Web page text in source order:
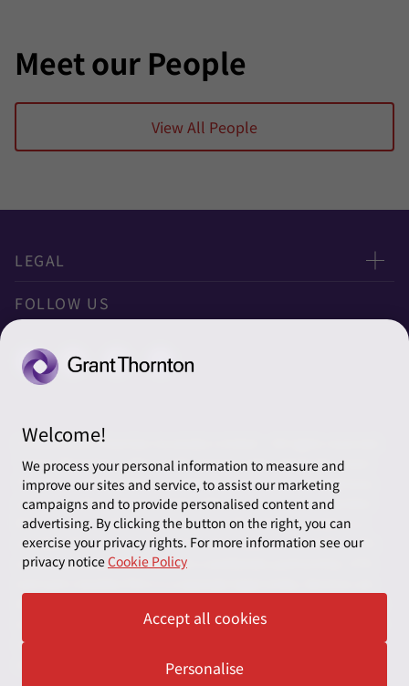
Federal Gateway 認定レビュアー
Negative Vet Level 1 セキュリティクリアランス
Meet our People
View All People
LEGAL
Privacy
FOLLOW US
© 2026 Grant Thornton Australia Limited – All rights reserved.
“Grant Thornton” refers to the brand under which the Grant
Thornton member firms provide assurance, tax and advisory
services to their clients and/or refers to one or more member
firms, as the context requires. Grant Thornton Australia is a
member firm of Grant Thornton International Ltd (GTIL). GTIL
and the member firms are not a worldwide partnership. GTIL
to clients. GTIL and its member firms are not agents of, and do
not obligate, one another and are not liable for one another’s
Welcome!
We process your personal information to measure and
improve our sites and service, to assist our marketing
campaigns and to provide personalised content and
advertising. By clicking the button on the right, you can
exercise your privacy rights. For more information see our
privacy noticeCookie Policy
Accept all cookies
Personalise